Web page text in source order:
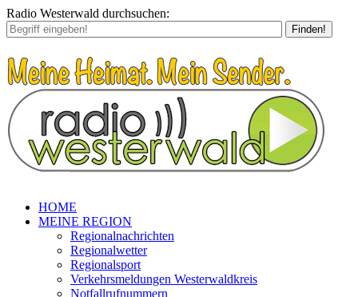
Radio Westerwald durchsuchen:
Finden!
HOME
MEINE REGION
Regionalnachrichten
Regionalwetter
Regionalsport
Verkehrsmeldungen Westerwaldkreis
Notfallrufnummern